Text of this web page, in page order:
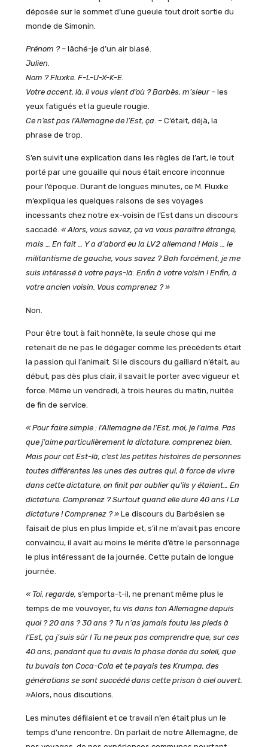
déposée sur le sommet d’une gueule tout droit sortie du
monde de Simonin.
Prénom ? – lâché-je d’un air blasé.
Julien
Nom ? Fluxke. F-L-U-X-K-E.
Votre accent, là, il vous vient d’où ? Barbès, m’sieur – les
yeux fatigués et la gueule rougie.
Ce n’est pas l’Allemagne de l’Est, ça. – C’était, déjà, la
phrase de trop.
S’en suivit une explication dans les règles de l’art, le tout
porté par une gouaille qui nous était encore inconnue
pour l’époque. Durant de longues minutes, ce M. Fluxke
m’expliqua les quelques raisons de ses voyages
incessants chez notre ex-voisin de l’Est dans un discours
saccadé. « Alors, vous savez, ça va vous paraître étrange,
mais … En fait … Y a d’abord eu la LV2 allemand ! Mais … le
militantisme de gauche, vous savez ? Bah forcément, je me
suis intéressé à votre pays-là. Enfin à votre voisin ! Enfin, à
votre ancien voisin. Vous comprenez ? »
Non.
Pour être tout à fait honnête, la seule chose qui me
retenait de ne pas le dégager comme les précédents était
la passion qui l’animait. Si le discours du gaillard n’était, au
début, pas dès plus clair, il savait le porter avec vigueur et
force. Même un vendredi, à trois heures du matin, nuitée
de fin de service.
« Pour faire simple : l’Allemagne de l’Est, moi, je l’aime. Pas
que j’aime particulièrement la dictature, comprenez bien.
Mais pour cet Est-là, c’est les petites histoires de personnes
toutes différentes les unes des autres qui, à force de vivre
dans cette dictature, on finit par oublier qu’ils y étaient… En
dictature. Comprenez ? Surtout quand elle dure 40 ans ! La
dictature ! Comprenez ? » Le discours du Barbésien se
faisait de plus en plus limpide et, s’il ne m’avait pas encore
convaincu, il avait au moins le mérite d’être le personnage
le plus intéressant de la journée. Cette putain de longue
journée.
« Toi, regarde, s’emporta-t-il, ne prenant même plus le
temps de me vouvoyer, tu vis dans ton Allemagne depuis
quoi ? 20 ans ? 30 ans ? Tu n’as jamais foutu les pieds à
l’Est, ça j’suis sûr ! Tu ne peux pas comprendre que, sur ces
40 ans, pendant que tu avais la phase dorée du soleil, que
tu buvais ton Coca-Cola et te payais tes Krumpa, des
générations se sont succédé dans cette prison à ciel ouvert.
»Alors, nous discutions.
Les minutes défilaient et ce travail n’en était plus un le
temps d’une rencontre. On parlait de notre Allemagne, de